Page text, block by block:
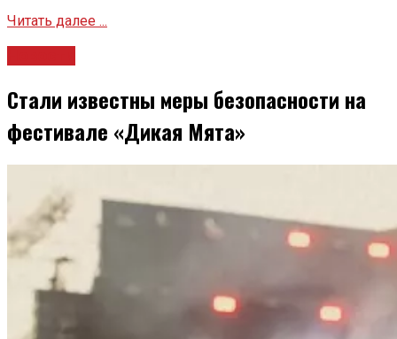
Читать далее ...
Стали известны меры безопасности на
фестивале «Дикая Мята»